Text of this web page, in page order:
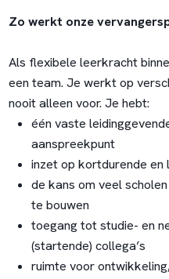
Zo werkt onze
Als flexibele leerkracht
een team. Je werkt op
nooit alleen voor. Je hebt:
één vaste
aanspreekpunt
inzet op kortdurende en
de kans om veel
te bouwen
toegang tot studie- en
(startende) collega’s
ruimte voor